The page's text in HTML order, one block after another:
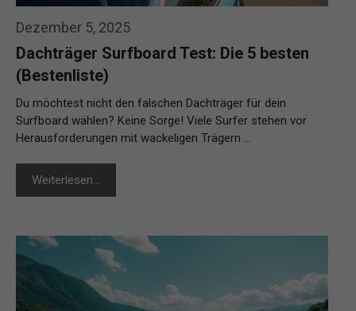
Dezember 5, 2025
Dachträger Surfboard Test: Die 5 besten
(Bestenliste)
Du möchtest nicht den falschen Dachträger für dein
Surfboard wählen? Keine Sorge! Viele Surfer stehen vor
Herausforderungen mit wackeligen Trägern …
Weiterlesen…